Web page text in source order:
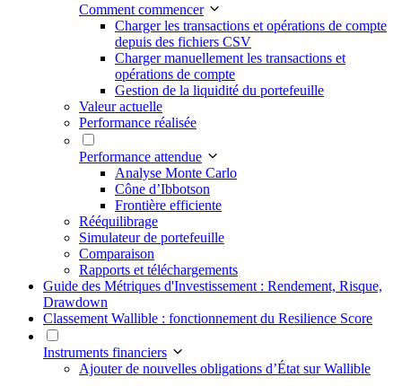
Comment commencer
Charger les transactions et opérations de compte
depuis des fichiers CSV
Charger manuellement les transactions et
opérations de compte
Gestion de la liquidité du portefeuille
Valeur actuelle
Performance réalisée
Performance attendue
Analyse Monte Carlo
Cône d’Ibbotson
Frontière efficiente
Rééquilibrage
Simulateur de portefeuille
Comparaison
Rapports et téléchargements
Guide des Métriques d'Investissement : Rendement, Risque,
Drawdown
Classement Wallible : fonctionnement du Resilience Score
Instruments financiers
Ajouter de nouvelles obligations d’État sur Wallible